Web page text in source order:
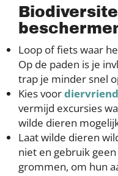
Loop of fiets waar
Op de paden is je
trap je minder snel
Kies voor
vermijd excursies
wilde dieren
Laat wilde dieren
niet en gebruik
grommen, om hun